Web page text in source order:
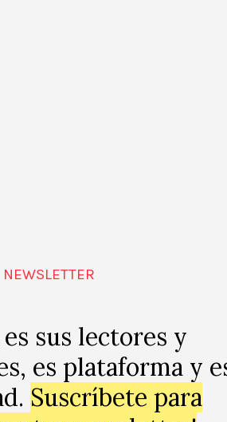
NEWSLETTER
sus lectores y
es plataforma y
Suscríbete para